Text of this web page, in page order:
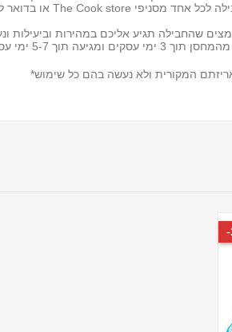
שהחבילה תגיע אליכם במהירות וביעילות
בהתאם למקום מגורים ולעומסים בדואר.
המקורית ולא נעשה בהם כל שימוש*